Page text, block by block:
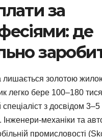
за
де
лишається золотою
легко бере 100–180
спеціаліст з досвідом
Інженери-механіки та
промисловості